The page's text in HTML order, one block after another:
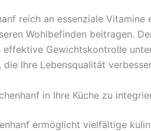
reich an essenziale
Wohlbefinden beitragen.
Gewichtskontrolle
Ihre Lebensqualität
in Ihre Küche zu
ermöglicht vielfältige